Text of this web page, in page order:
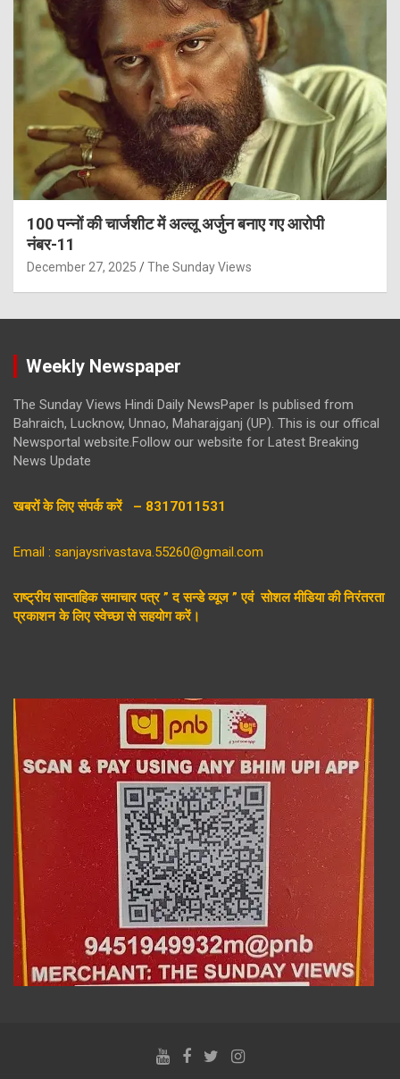
100 पन्नों की चार्जशीट में अल्लू अर्जुन बनाए गए आरोपी
नंबर-11
December 27, 2025 The Sunday Views
Weekly Newspaper
The Sunday Views Hindi Daily NewsPaper Is publised from
Bahraich, Lucknow, Unnao, Maharajganj (UP). This is our offical
Newsportal website.Follow our website for Latest Breaking
News Update
खबरों के लिए संपर्क करें – 8317011531
Email : sanjaysrivastava.55260@gmail.com
राष्ट्रीय साप्ताहिक समाचार पत्र ” द सन्डे व्यूज ” एवं सोशल मीडिया की निरंतरता
प्रकाशन के लिए स्वेच्छा से सहयोग करें।